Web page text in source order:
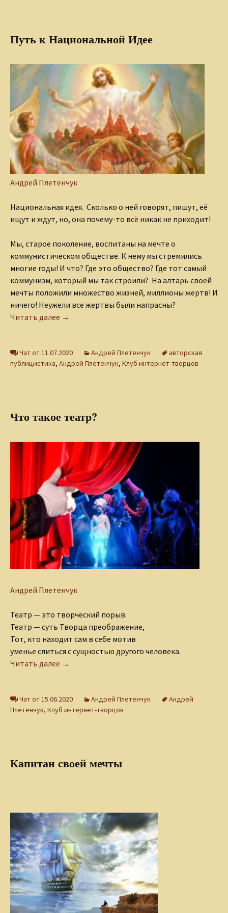
Путь к Национальной Идее
Андрей Плетенчук
Национальная идея. Сколько о ней говорят, пишут, её
ищут и ждут, но, она почему-то всё никак не приходит!
Мы, старое поколение, воспитаны на мечте о
коммунистическом обществе. К нему мы стремились
многие годы! И что? Где это общество? Где тот самый
коммунизм, который мы так строили? На алтарь своей
мечты положили множество жизней, миллионы жертв! И
ничего! Неужели все жертвы были напрасны?
Читать далее Путь к Национальной Идее
→
Чат от 11.07.2020 Андрей Плетенчук
авторская
публицистика, Андрей Плетенчук, Клуб интернет-творцов
Что такое театр?
Андрей Плетенчук
Театр — это творческий порыв.
Театр — суть Творца преображение,
Тот, кто находит сам в себе мотив
уменье слиться с сущностью другого человека.
Читать далее Что такое театр?
→
Чат от 15.06.2020 Андрей Плетенчук
Андрей
Плетенчук, Клуб интернет-творцов
Капитан своей мечты